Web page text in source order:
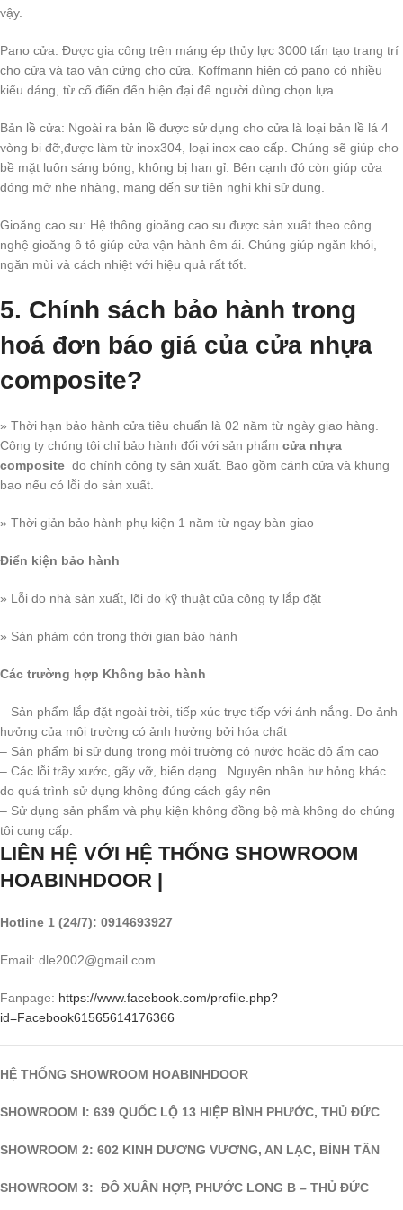
vậy.
Pano cửa: Được gia công trên máng ép thủy lực 3000 tấn tạo trang trí
cho cửa và tạo vân cứng cho cửa. Koffmann hiện có pano có nhiều
kiểu dáng, từ cổ điển đến hiện đại để người dùng chọn lựa..
Bản lề cửa: Ngoài ra bản lề được sử dụng cho cửa là loại bản lề lá 4
vòng bi đỡ,được làm từ inox304, loại inox cao cấp. Chúng sẽ giúp cho
bề mặt luôn sáng bóng, không bị han gỉ. Bên cạnh đó còn giúp cửa
đóng mở nhẹ nhàng, mang đến sự tiện nghi khi sử dụng.
Gioăng cao su: Hệ thông gioăng cao su được sản xuất theo công
nghệ gioăng ô tô giúp cửa vận hành êm ái. Chúng giúp ngăn khói,
ngăn mùi và cách nhiệt với hiệu quả rất tốt.
5. Chính sách bảo hành trong
hoá đơn báo giá của cửa nhựa
composite?
» Thời hạn bảo hành cửa tiêu chuẩn là 02 năm từ ngày giao hàng.
Công ty chúng tôi chỉ bảo hành đối với sản phẩm cửa nhựa
composite do chính công ty sản xuất. Bao gồm cánh cửa và khung
bao nếu có lỗi do sản xuất.
» Thời giản bảo hành phụ kiện 1 năm từ ngay bàn giao
Điển kiện bảo hành
» Lỗi do nhà sản xuất, lõi do kỹ thuật của công ty lắp đặt
» Sản phảm còn trong thời gian bảo hành
Các trường hợp Không bảo hành
– Sản phẩm lắp đặt ngoài trời, tiếp xúc trực tiếp với ánh nắng. Do ảnh
hưởng của môi trường có ảnh hưởng bởi hóa chất
– Sản phẩm bị sử dụng trong môi trường có nước hoặc độ ẩm cao
– Các lỗi trầy xước, gãy vỡ, biến dạng . Nguyên nhân hư hỏng khác
do quá trình sử dụng không đúng cách gây nên
– Sử dụng sản phẩm và phụ kiện không đồng bộ mà không do chúng
tôi cung cấp.
LIÊN HỆ VỚI HỆ THỐNG SHOWROOM
HOABINHDOOR |
Hotline 1 (24/7): 0914693927
Email: dle2002@gmail.com
Fanpage: https://www.facebook.com/profile.php?
id=Facebook61565614176366
HỆ THỐNG SHOWROOM HOABINHDOOR
SHOWROOM I: 639 QUỐC LỘ 13 HIỆP BÌNH PHƯỚC, THỦ ĐỨC
SHOWROOM 2: 602 KINH DƯƠNG VƯƠNG, AN LẠC, BÌNH TÂN
SHOWROOM 3: ĐÔ XUÂN HỢP, PHƯỚC LONG B – THỦ ĐỨC